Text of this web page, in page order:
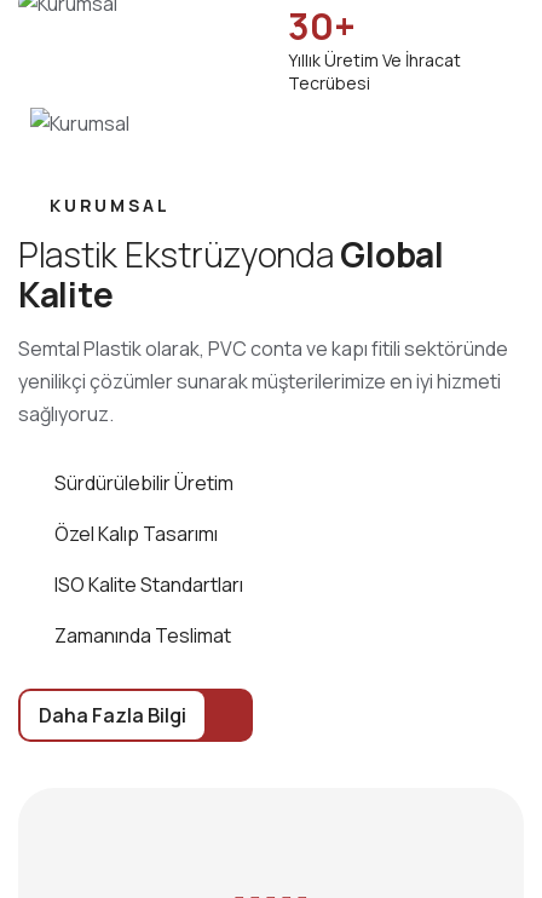
30+
Yıllık Üretim Ve İhracat
Tecrübesi
KURUMSAL
Plastik EkstrüzyondaGlobal
Kalite
Semtal Plastik olarak, PVC conta ve kapı fitili sektöründe
yenilikçi çözümler sunarak müşterilerimize en iyi hizmeti
sağlıyoruz.
Sürdürülebilir Üretim
Özel Kalıp Tasarımı
ISO Kalite Standartları
Zamanında Teslimat
Daha Fazla Bilgi